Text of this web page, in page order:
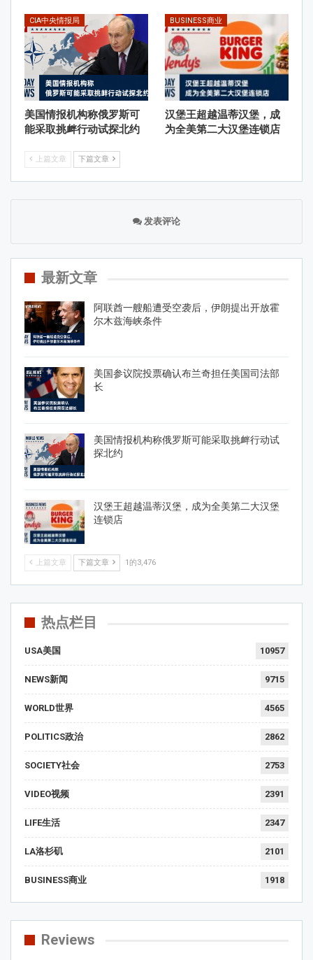
CIA中央情报局
美国情报机构称俄罗斯可
能采取挑衅行动试探北约
BUSINESS商业
汉堡王超越温蒂汉堡，成
为全美第二大汉堡连锁店
上篇文章 下篇文章
发表评论
最新文章
阿联酋一艘船遭受空袭后，伊朗提出开放霍
尔木兹海峡条件
美国参议院投票确认布兰奇担任美国司法部
长
美国情报机构称俄罗斯可能采取挑衅行动试
探北约
汉堡王超越温蒂汉堡，成为全美第二大汉堡
连锁店
上篇文章 下篇文章 1的3,476
热点栏目
USA美国 10957
NEWS新闻 9715
WORLD世界 4565
POLITICS政治 2862
SOCIETY社会 2753
VIDEO视频 2391
LIFE生活 2347
LA洛杉矶 2101
BUSINESS商业 1918
Reviews